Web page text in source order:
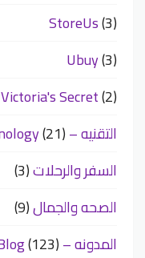
StoreUs(3)
Ubuy(3)
Victoria's Secret(2)
التقنيه – Technology(21)
السفر والرحلات(3)
الصحه والجمال(9)
المدونه – Blog(123)